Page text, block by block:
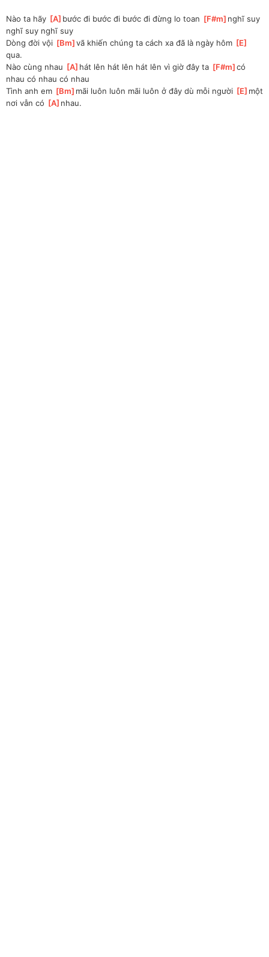
Nào ta hãy [A ]bước đi bước đi bước đi đừng lo toan [F#m ]nghĩ suy
nghĩ suy nghĩ suy
Dòng đời vội [Bm ]
vã khiến chúng ta cách xa đã là ngày hôm [E
qua.
Nào cùng nhau [A ]hát lên hát lên hát lên vì giờ đây ta [F#m ]
có
nhau có nhau có nhau
Tình anh em [Bm ]mãi luôn luôn mãi luôn ở đây dù mỗi người [E ]một
nơi vẫn có [A ]nhau.